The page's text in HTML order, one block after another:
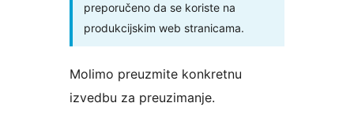
preporučeno da se koriste na
produkcijskim web stranicama.
Molimo preuzmite konkretnu
izvedbu za preuzimanje.